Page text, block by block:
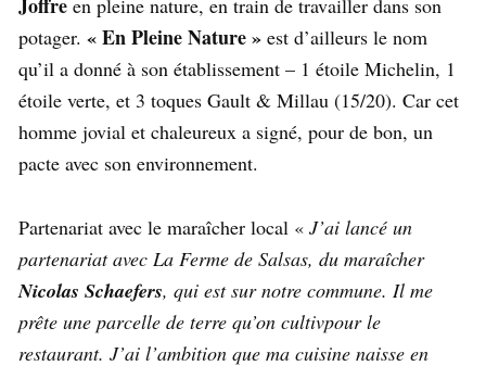
potager. « En Pleine Nature » est d’ailleurs le nom
qu’il a donné à son établissement – 1 étoile Michelin, 1
étoile verte, et 3 toques Gault & Millau (15/20). Car cet
homme jovial et chaleureux a signé, pour de bon, un
pacte avec son environnement.
Partenariat avec le maraîcher local « J’ai lancé un
partenariat avec La Ferme de Salsas, du maraîcher
Nicolas Schaefers, qui est sur notre commune. Il me
prête une parcelle de terre qu’on cultivpour le
restaurant. J’ai l’ambition que ma cuisine naisse en